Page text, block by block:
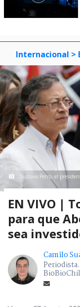
Internacional >
Gustavo Petro, el
EN VIVO |
para que
sea
Camilo